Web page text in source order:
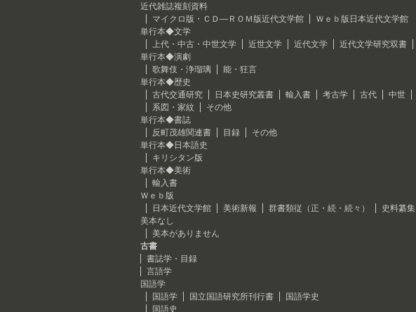
近代雑誌複刻資料
マイクロ版・ＣＤ―ＲＯＭ版近代文学館
Ｗｅｂ版日本近代文学館
単行本◆文学
上代・中古・中世文学
近世文学 近代文学 近代文学研究双書
単行本◆演劇
歌舞伎・浄瑠璃
能・狂言
単行本◆歴史
古代交通研究
日本史研究叢書 輸入書 考古学 古代 中世
系図・家紋
その他
単行本◆書誌
反町茂雄関連書
目録
その他
単行本◆日本語史
キリシタン版
単行本◆美術
輸入書
Ｗｅｂ版
日本近代文学館
美術新報 群書類従（正・続・続々）
史料纂集
美本なし
美本がありません
古書
書誌学・目録
言語学
国語学
国語学
国立国語研究所刊行書
国語学史
国語史